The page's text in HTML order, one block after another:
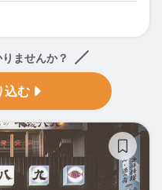
ませんか？
込む